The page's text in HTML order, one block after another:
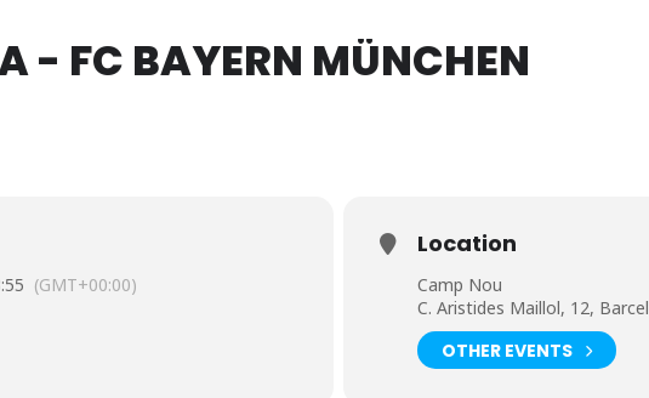
- FC BAYERN MÜNCHEN
(GMT+00:00)
Location
Camp Nou
C. Aristides Maillol, 12,
OTHER EVENTS